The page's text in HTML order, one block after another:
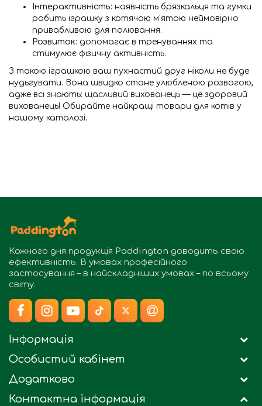
Інтерактивність: наявність брязкальця та гумки
робить іграшку з котячою м'ятою неймовірно
привабливою для полювання.
Розвиток: допомагає в тренуваннях та
стимулює фізичну активність.
З такою іграшкою ваш пухнастий друг ніколи не буде
нудьгувати. Вона швидко стане улюбленою розвагою,
адже всі знають: щасливий вихованець — це здоровий
вихованець! Обирайте найкращі товари для котів у
нашому каталозі.
Кожного дня продукція Paddington доводить свою
ефективність. В умовах професійного
застосування – в найскладніших умовах – по всьому
світу.
Інформація
Особистий кабінет
Додатково
Контактна інформація